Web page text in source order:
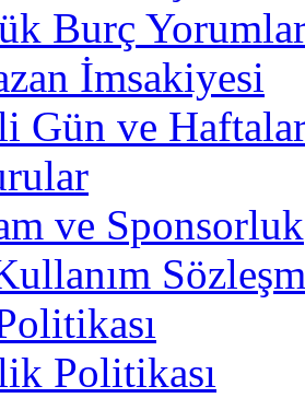
Burç
İmsakiyesi
Gün ve
ve Sponsorluk
Politikası